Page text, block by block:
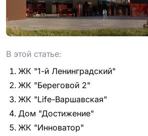
В этой статье:
ЖК "1-й Ленинградский"
ЖК "Береговой 2"
ЖК "Life-Варшавская"
Дом "Достижение"
ЖК "Инноватор"